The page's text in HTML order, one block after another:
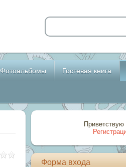
Фотоальбомы Гостевая книга
Приветствую
Форма входа